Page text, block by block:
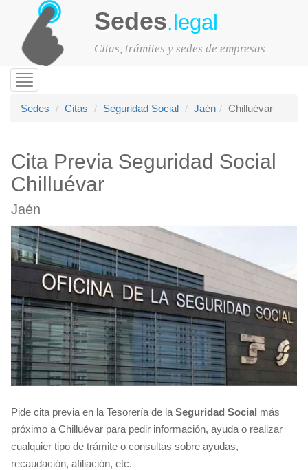
Sedes.legal
Citas, trámites y sedes de empresas
Toggle
navigation
Sedes
Citas Seguridad Social Jaén Chilluévar
Cita Previa Seguridad Social
Chilluévar
Jaén
Pide cita previa en la Tesorería de la Seguridad Social más
próximo a Chilluévar para pedir información, ayuda o realizar
cualquier tipo de trámite o consultas sobre ayudas,
recaudación, afiliación, etc.